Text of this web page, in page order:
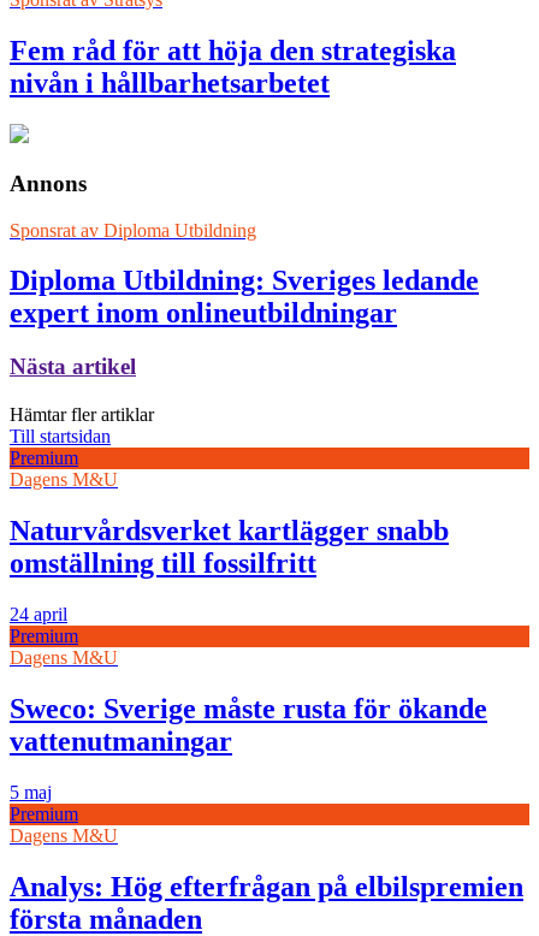
Fem råd för att höja den strategiska
nivån i hållbarhetsarbetet
Annons
Sponsrat av Diploma Utbildning
Diploma Utbildning: Sveriges ledande
expert inom onlineutbildningar
Nästa artikel
Hämtar fler artiklar
Till startsidan
Premium
Dagens M&U
Naturvårdsverket kartlägger snabb
omställning till fossilfritt
24 april
Premium
Dagens M&U
Sweco: Sverige måste rusta för ökande
vattenutmaningar
5 maj
Premium
Dagens M&U
Analys: Hög efterfrågan på elbilspremien
första månaden